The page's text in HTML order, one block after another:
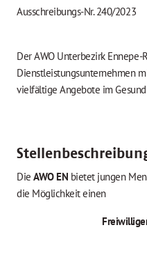
Der AWO Unterbezirk
Dienstleistungsunternehmen
vielfältige Angebote im
DieAWO EN bietet jungen
die Möglichkeit einen
Freiwilligendienst